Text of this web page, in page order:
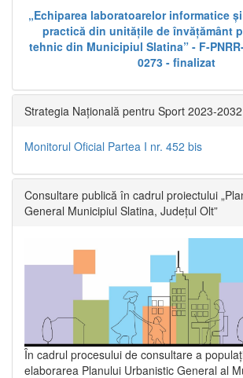
„Echiparea laboratoarelor informatice
practică din unitățile de învățământ
tehnic din Municipiul Slatina” - F-
0273 - finalizat
Strategia Națională pentru Sport 2023-2032
Monitorul Oficial Partea I nr. 452 bis
Consultare publică în cadrul proiectului
General Municipiul Slatina, Județul Olt”
În cadrul procesului de consultare a
elaborarea Planului Urbanistic General al